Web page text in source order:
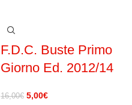
F.D.C. Buste Primo
Giorno Ed. 2012/14
16,00€ 5,00€